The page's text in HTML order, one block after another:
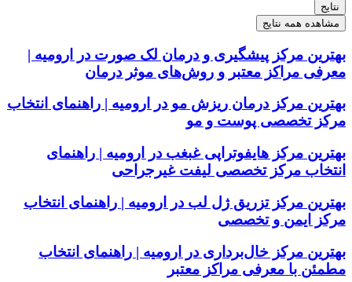
نتایج
مشاهده همه نتایج
بهترین مرکز پیشگیری و درمان لک صورت در ارومیه |
معرفی مراکز معتبر و روش‌های موثر درمان
بهترین مرکز درمان ریزش مو در ارومیه | راهنمای انتخاب
مرکز تخصصی پوست و مو
بهترین مرکز هایفوتراپی غبغب در ارومیه | راهنمای
انتخاب مرکز تخصصی لیفت غیرجراحی
بهترین مرکز تزریق ژل لب در ارومیه | راهنمای انتخاب
مرکز ایمن و تخصصی
بهترین مرکز خال‌برداری در ارومیه | راهنمای انتخاب
مطمئن با معرفی مراکز معتبر